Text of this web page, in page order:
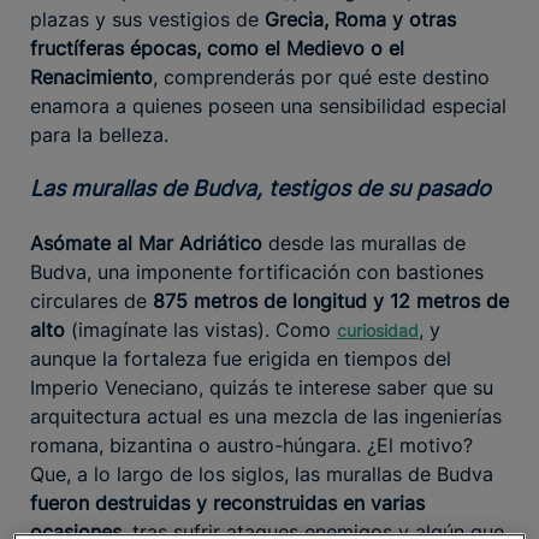
plazas y sus vestigios de Grecia, Roma y otras
fructíferas épocas, como el Medievo o el
Renacimiento, comprenderás por qué este destino
enamora a quienes poseen una sensibilidad especial
para la belleza.
Las murallas de Budva, testigos de su pasado
Asómate al Mar Adriático desde las murallas de
Budva, una imponente fortificación con bastiones
circulares de 875 metros de longitud y 12 metros de
alto (imagínate las vistas). Como curiosidad, y
aunque la fortaleza fue erigida en tiempos del
Imperio Veneciano, quizás te interese saber que su
arquitectura actual es una mezcla de las ingenierías
romana, bizantina o austro-húngara. ¿El motivo?
Que, a lo largo de los siglos, las murallas de Budva
fueron destruidas y reconstruidas en varias
ocasiones, tras sufrir ataques enemigos y algún que